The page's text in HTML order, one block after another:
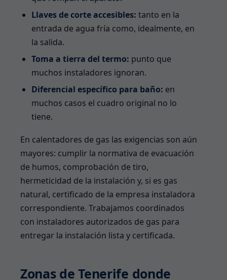
Llaves de corte accesibles: tanto en la
entrada de agua fría como, idealmente, en
la salida.
Toma a tierra del termo: punto que
muchos instaladores ignoran.
Diferencial específico para baño: en
muchos casos el cuadro original no lo
tiene.
En calentadores de gas las exigencias son aún
mayores: cumplir la normativa de evacuación
de humos, comprobación de tiro,
hermeticidad de la instalación y, si es gas
natural, certificado de la empresa instaladora
correspondiente. Trabajamos coordinados
con instaladores autorizados de gas para
entregar la instalación lista y certificada.
Zonas de Tenerife donde